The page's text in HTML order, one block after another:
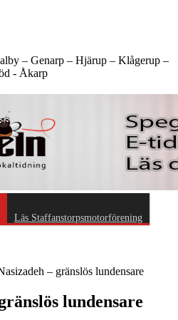
– Genarp – Hjärup – Klågerup –
- Åkarp
Läs Staffanstorpsmotorförening
– gränslös lundensare
lundensare